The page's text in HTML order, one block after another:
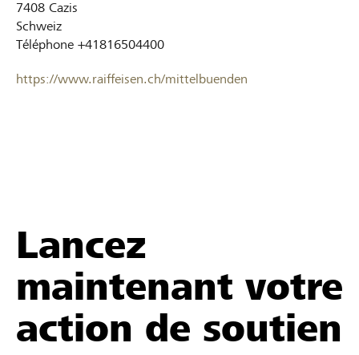
7408 Cazis
Schweiz
Téléphone +41816504400
https://www.raiffeisen.ch/mittelbuenden
Lancez
maintenant votre
action de soutien